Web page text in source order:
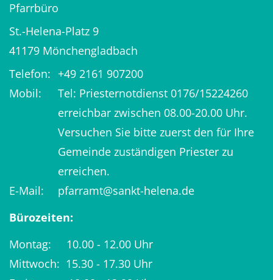
Pfarrbüro
St.-Helena-Platz 9
41179 Mönchengladbach
Telefon: +49 2161 907200
Mobil:
Tel: Priesternotdienst 0176/15224260
erreichbar zwischen 08.00-20.00 Uhr.
Versuchen Sie bitte zuerst den für Ihre
Gemeinde zuständigen Priester zu
erreichen.
E-Mail:
pfarramt@sankt-helena.de
Bürozeiten:
Montag: 10.00 - 12.00 Uhr
Mittwoch: 15.30 - 17.30 Uhr